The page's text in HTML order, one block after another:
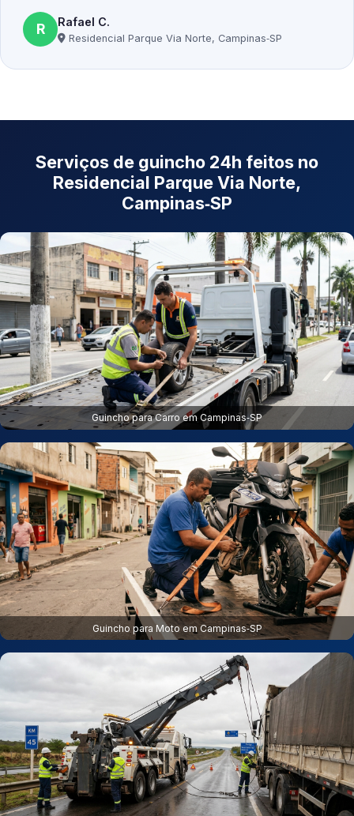
R Rafael C.
Residencial Parque Via Norte, Campinas‑SP
Serviços de guincho 24h feitos no
Residencial Parque Via Norte,
Campinas‑SP
Guincho para Carro em Campinas‑SP
Guincho para Moto em Campinas‑SP